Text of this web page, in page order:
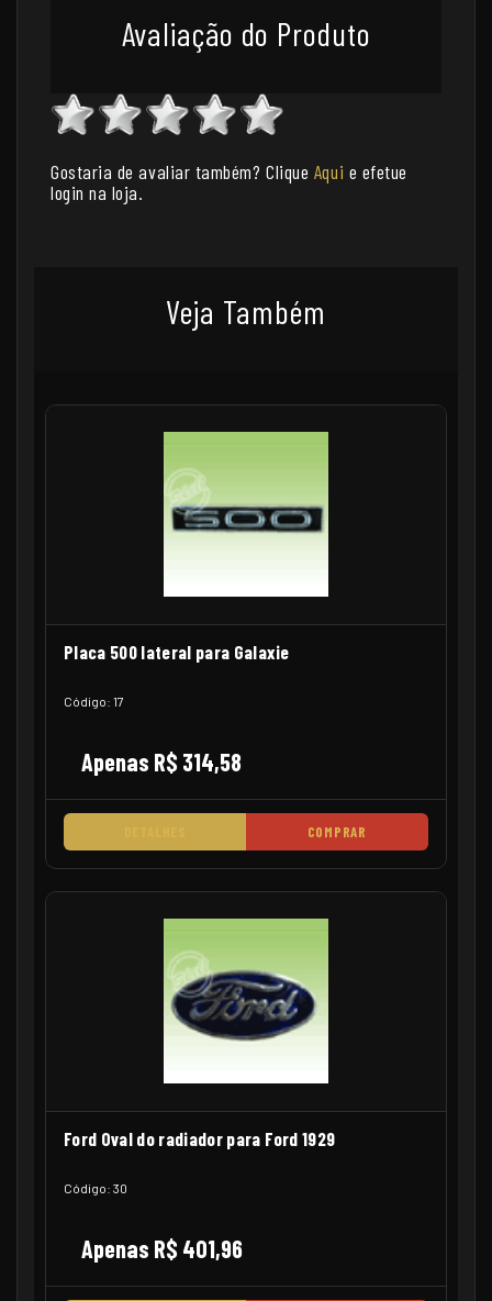
Avaliação do Produto
Gostaria de avaliar também? Clique Aqui e efetue
login na loja.
Veja Também
Placa 500 lateral para Galaxie
Código: 17
Apenas R$ 314,58
COMPRAR
Ford Oval do radiador para Ford 1929
Código: 30
Apenas R$ 401,96